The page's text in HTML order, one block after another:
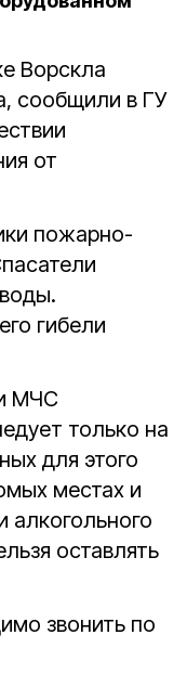
Ворскла
сообщили в ГУ
от
пожарно-
гибели
МЧС
только на
для этого
местах и
алкогольного
оставлять
звонить по